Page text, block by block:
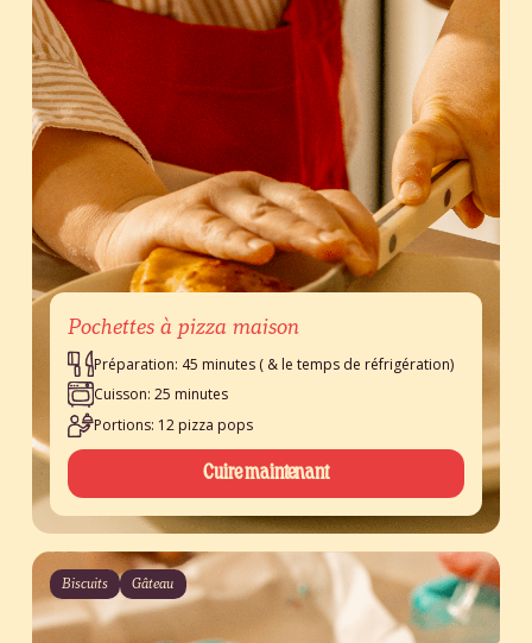
Pochettes à pizza maison
Préparation: 45 minutes ( & le temps de réfrigération)
Cuisson: 25 minutes
Portions: 12 pizza pops
Cuire maintenant
Biscuits Gâteau